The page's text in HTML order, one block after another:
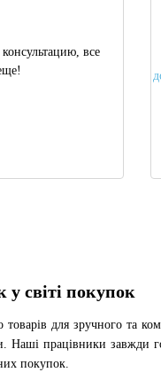
все
світі покупок
для зручного та
Наші працівники завжди
покупок.